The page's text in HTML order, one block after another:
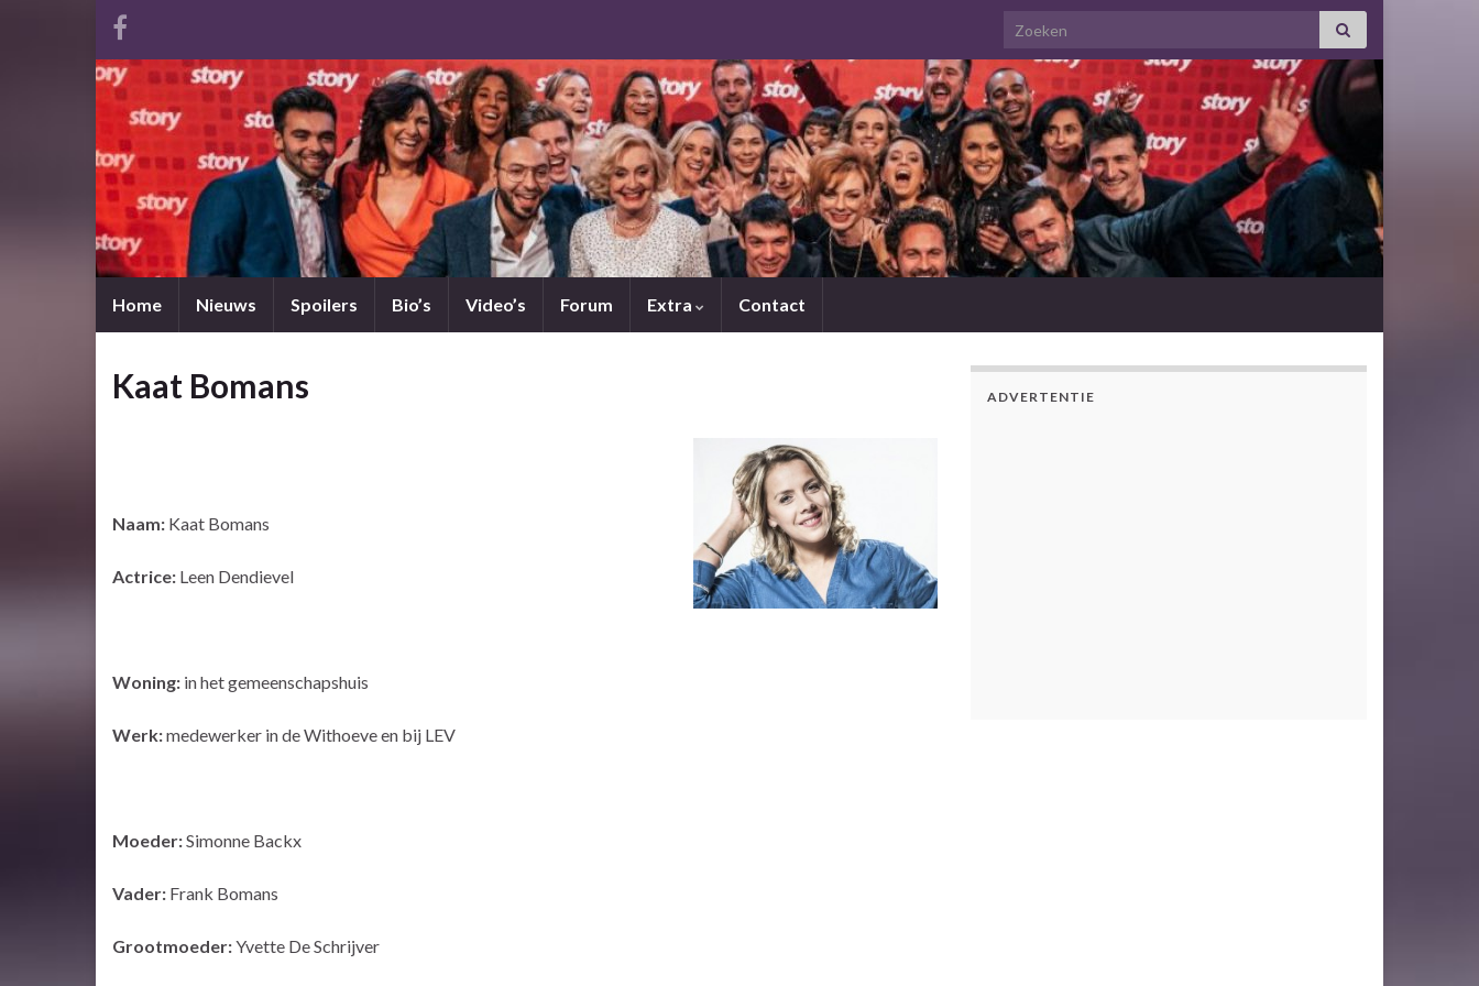
Search for:
Home Nieuws Spoilers Bio’s Video’s Forum Extra Contact
Kaat Bomans
Naam: Kaat Bomans
Actrice: Leen Dendievel
Woning: in het gemeenschapshuis
Werk:medewerker in de Withoeve en bij LEV
Moeder:Simonne Backx
Vader: Frank Bomans
Grootmoeder:Yvette De Schrijver
ADVERTENTIE